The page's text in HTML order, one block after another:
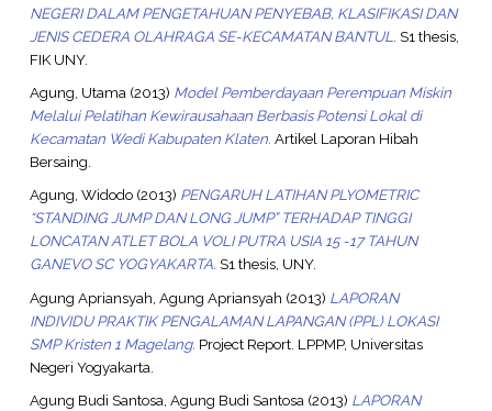
NEGERI DALAM PENGETAHUAN PENYEBAB, KLASIFIKASI DAN
JENIS CEDERA OLAHRAGA SE-KECAMATAN BANTUL. S1 thesis,
FIK UNY.
Agung, Utama (2013) Model Pemberdayaan Perempuan Miskin
Melalui Pelatihan Kewirausahaan Berbasis Potensi Lokal di
Kecamatan Wedi Kabupaten Klaten. Artikel Laporan Hibah
Bersaing.
Agung, Widodo(2013) PENGARUH LATIHAN PLYOMETRIC
“STANDING JUMP DAN LONG JUMP” TERHADAP TINGGI
LONCATAN ATLET BOLA VOLI PUTRA USIA 15 -17 TAHUN
GANEVO SC YOGYAKARTA. S1 thesis, UNY.
Agung Apriansyah, Agung Apriansyah (2013) LAPORAN
INDIVIDU PRAKTIK PENGALAMAN LAPANGAN (PPL) LOKASI
SMP Kristen 1 Magelang. Project Report. LPPMP, Universitas
Negeri Yogyakarta.
Agung Budi Santosa, Agung Budi Santosa (2013) LAPORAN